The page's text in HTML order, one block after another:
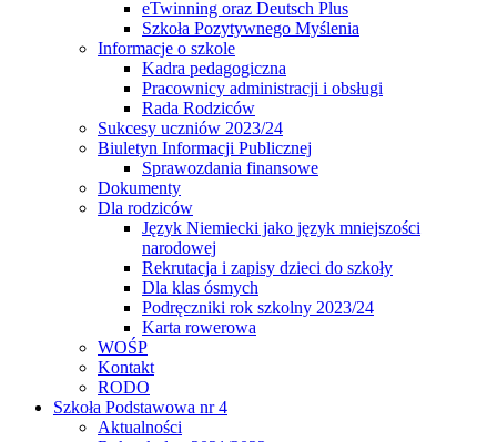
eTwinning oraz Deutsch Plus
Szkoła Pozytywnego Myślenia
Informacje o szkole
Kadra pedagogiczna
Pracownicy administracji i obsługi
Rada Rodziców
Sukcesy uczniów 2023/24
Biuletyn Informacji Publicznej
Sprawozdania finansowe
Dokumenty
Dla rodziców
Język Niemiecki jako język mniejszości
narodowej
Rekrutacja i zapisy dzieci do szkoły
Dla klas ósmych
Podręczniki rok szkolny 2023/24
Karta rowerowa
WOŚP
Kontakt
RODO
Szkoła Podstawowa nr 4
Aktualności